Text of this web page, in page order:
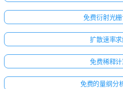
免费衍射光
扩散速率
免费稀释
免费的量纲分